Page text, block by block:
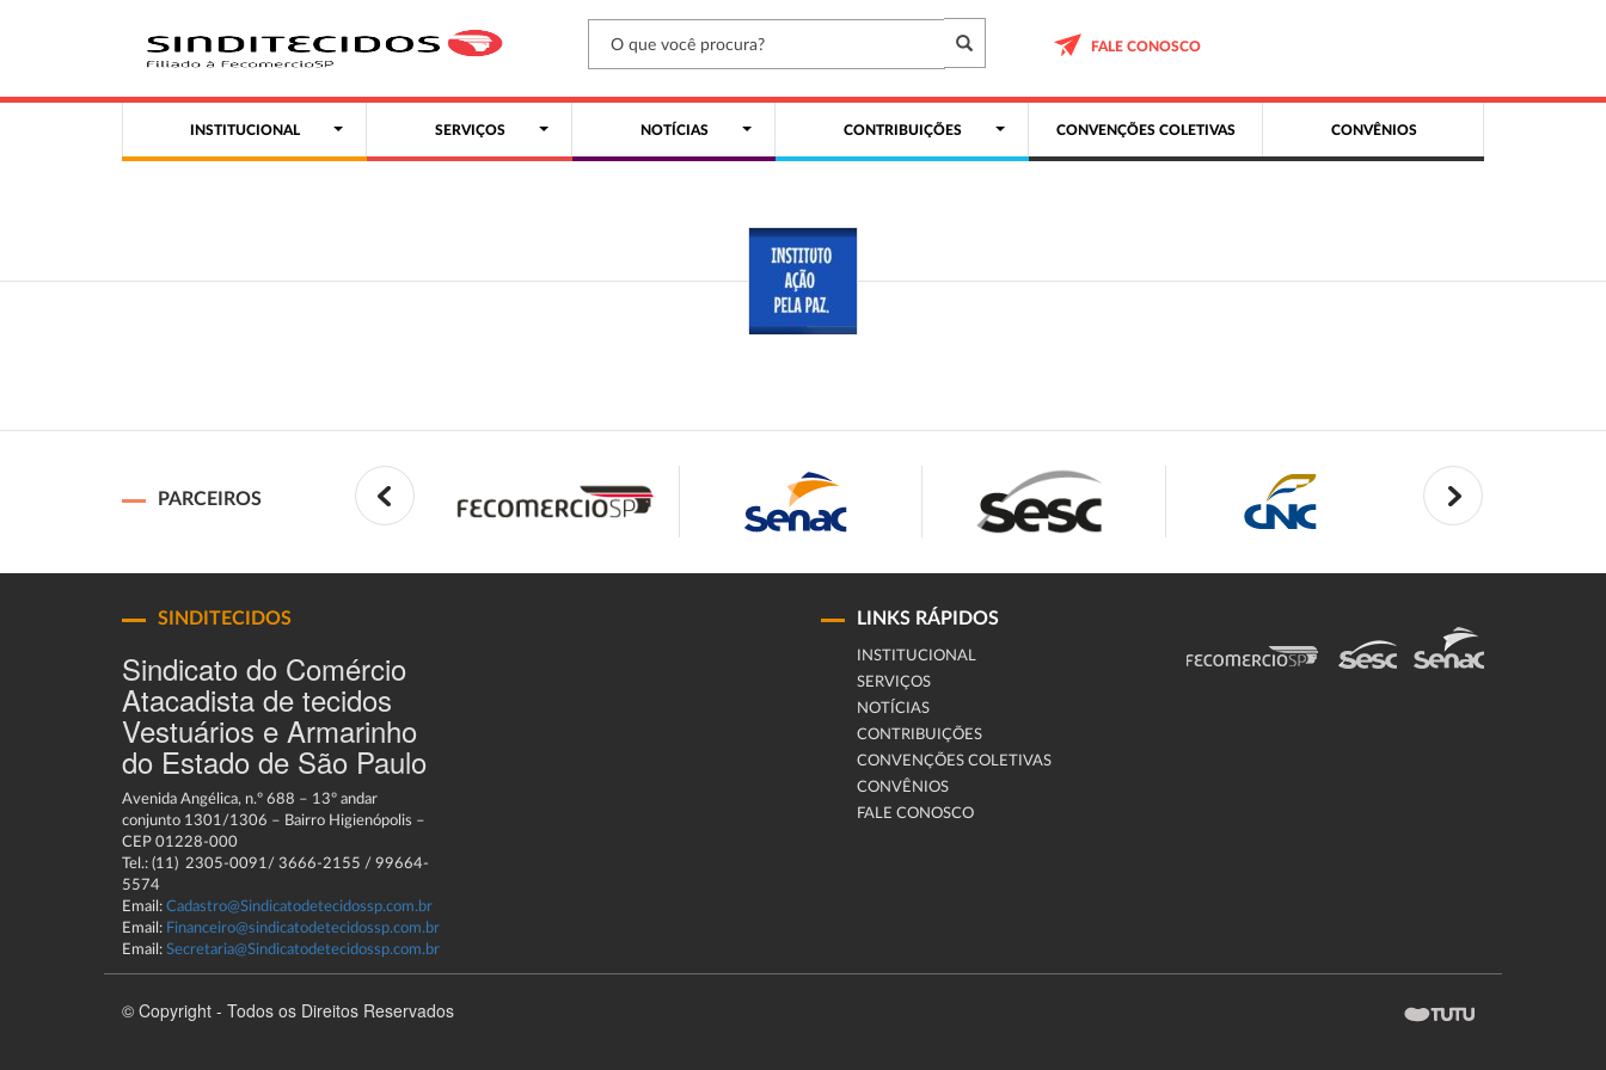
FALE CONOSCO
INSTITUCIONAL SERVIÇOS NOTÍCIAS CONTRIBUIÇÕES CONVENÇÕES COLETIVAS CONVÊNIOS
PARCEIROS
SINDITECIDOS
Sindicato do Comércio
Atacadista de tecidos
Vestuários e Armarinho
do Estado de São Paulo
Avenida Angélica, n.º 688 – 13º andar
conjunto 1301/1306 – Bairro Higienópolis –
CEP 01228-000
Tel.: (11) 2305-0091/ 3666-2155 / 99664-
5574
Email: Cadastro@Sindicatodetecidossp.com.br
Email: Financeiro@sindicatodetecidossp.com.br
Email: Secretaria@Sindicatodetecidossp.com.br
LINKS RÁPIDOS
INSTITUCIONAL
SERVIÇOS
NOTÍCIAS
CONTRIBUIÇÕES
CONVENÇÕES COLETIVAS
CONVÊNIOS
FALE CONOSCO
© Copyright - Todos os Direitos Reservados